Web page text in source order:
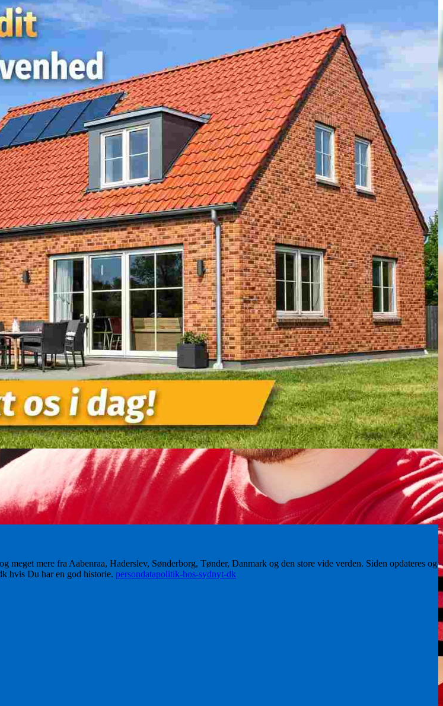
meget mere fra Aabenraa, Haderslev, Sønderborg, Tønder, Danmark og den store vide verden. Siden opdateres og
hvis Du har en god historie. persondatapolitik-hos-sydnyt-dk